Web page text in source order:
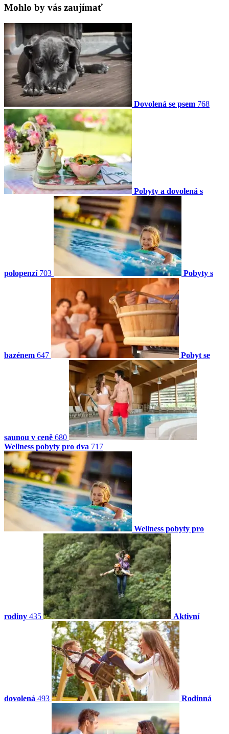
Mohlo by vás zaujímať
Dovolená se psem 768
Pobyty a dovolená s
polopenzí 703 Pobyty s
bazénem 647 Pobyt se
saunou v ceně 680
Wellness pobyty pro dva 717
Wellness pobyty pro
rodiny 435 Aktivní
dovolená 493 Rodinná